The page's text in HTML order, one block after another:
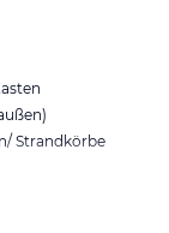
Strandkörbe